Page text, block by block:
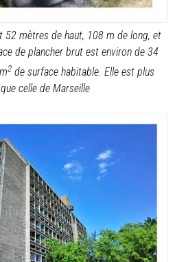
52 mètres de haut, 108 m de long, et
de plancher brut est environ de 34
2de surface habitable. Elle est plus
celle de Marseille